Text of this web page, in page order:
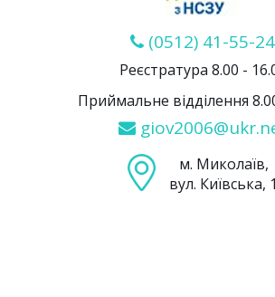
(0512) 41-55-24
Реєстратура 8.00 -
Приймальне відділення
м. Миколаїв,
вул. Київська, 1